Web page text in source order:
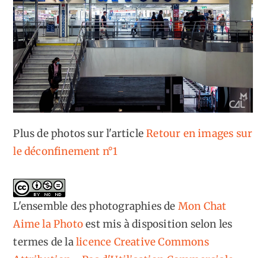
Plus de photos sur l'articleRetour en images sur
le déconfinement n°1
L'ensemble des photographiesde Mon Chat
Aime la Photoest mis à disposition selon les
termes de lalicence Creative Commons